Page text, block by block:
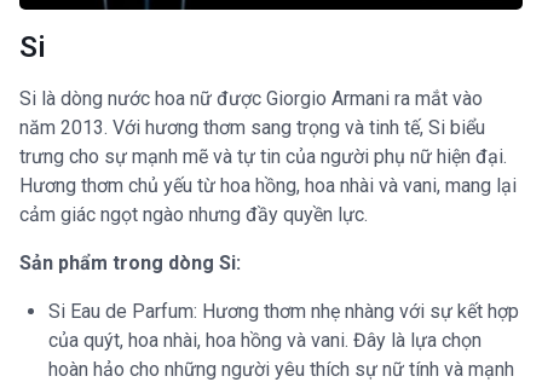
Si
Si là dòng nước hoa nữ được Giorgio Armani ra mắt vào
năm 2013. Với hương thơm sang trọng và tinh tế, Si biểu
trưng cho sự mạnh mẽ và tự tin của người phụ nữ hiện đại.
Hương thơm chủ yếu từ hoa hồng, hoa nhài và vani, mang lại
cảm giác ngọt ngào nhưng đầy quyền lực.
Sản phẩm trong dòng Si:
Si Eau de Parfum: Hương thơm nhẹ nhàng với sự kết hợp
của quýt, hoa nhài, hoa hồng và vani. Đây là lựa chọn
hoàn hảo cho những người yêu thích sự nữ tính và mạnh